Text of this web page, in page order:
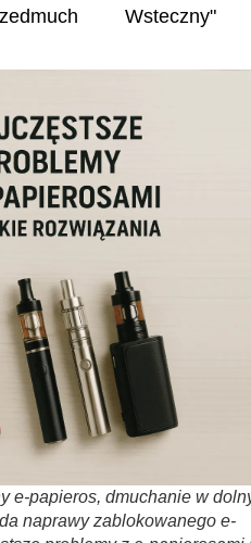
Wsteczny"
e-papieros, dmuchanie w
naprawy zablokowanego e-